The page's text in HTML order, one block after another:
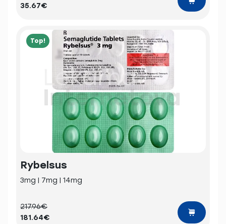
35.67€
Top!
Rybelsus
3mg | 7mg | 14mg
217.96€
181.64€